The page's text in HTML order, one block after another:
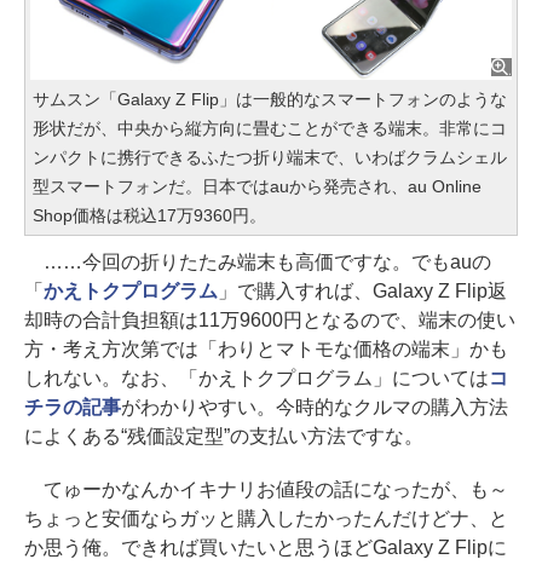
サムスン「Galaxy Z Flip」は一般的なスマートフォンのような
形状だが、中央から縦方向に畳むことができる端末。非常にコ
ンパクトに携行できるふたつ折り端末で、いわばクラムシェル
型スマートフォンだ。日本ではauから発売され、au Online
Shop価格は税込17万9360円。
……今回の折りたたみ端末も高価ですな。でもauの
「 かえトクプログラム 」で購入すれば、Galaxy Z Flip返
却時の合計負担額は11万9600円となるので、端末の使い
方・考え方次第では「わりとマトモな価格の端末」かも
しれない。なお、「かえトクプログラム」についてはコ
チラの記事がわかりやすい。今時的なクルマの購入方法
によくある“残価設定型”の支払い方法ですな。
てゅーかなんかイキナリお値段の話になったが、も～
ちょっと安価ならガッと購入したかったんだけどナ、と
か思う俺。できれば買いたいと思うほどGalaxy Z Flipに